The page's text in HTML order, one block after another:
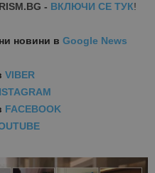
- ВКЛЮЧИ СЕ ТУК!
новини в Google News
VIBER
FACEBOOK